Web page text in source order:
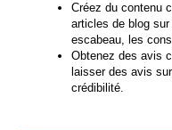
Créez du contenu
articles de blog
escabeau, les
Obtenez des avis
laisser des avis
crédibilité.